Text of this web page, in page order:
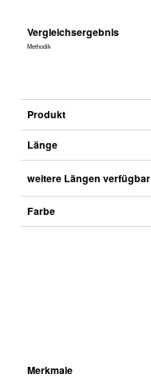
Vergleichsergebnis
Methodik
Produkt
Länge
weitere Längen verfügbar
Farbe
Merkmale